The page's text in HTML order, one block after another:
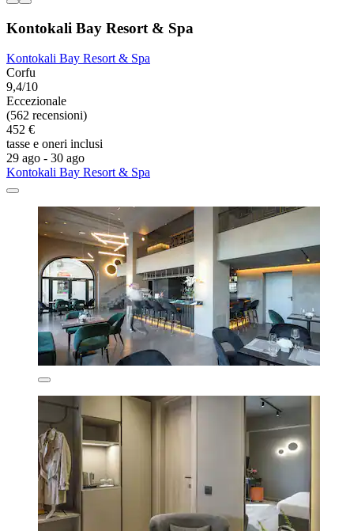
Kontokali Bay Resort & Spa
Kontokali Bay Resort & Spa
Corfu
9,4/10
Eccezionale
(562 recensioni)
452 €
tasse e oneri inclusi
29 ago - 30 ago
Kontokali Bay Resort & Spa